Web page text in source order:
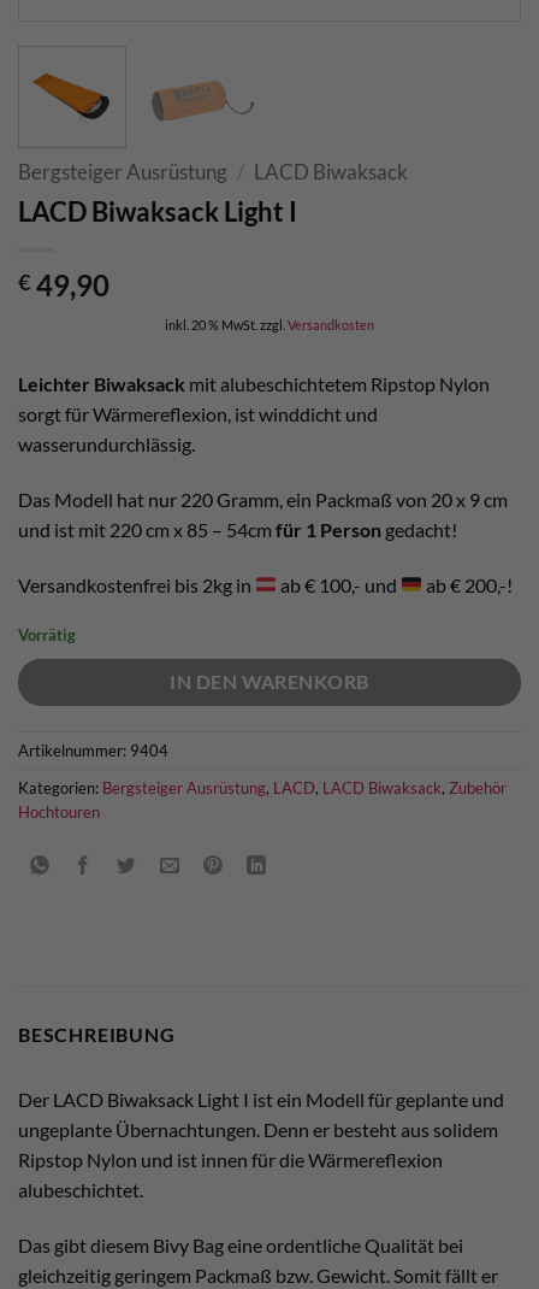
Bergsteiger Ausrüstung / LACD Biwaksack
LACD Biwaksack Light I
€ 49,90
inkl. 20 % MwSt. zzgl. Versandkosten
Leichter Biwaksack mit alubeschichtetem Ripstop Nylon
sorgt für Wärmereflexion, ist winddicht und
wasserundurchlässig.
Das Modell hat nur 220 Gramm, ein Packmaß von 20 x 9 cm
und ist mit 220 cm x 85 – 54cm für 1 Person gedacht!
Versandkostenfrei bis 2kg in ab € 100,- und ab € 200,-!
Vorrätig
IN DEN WARENKORB
Artikelnummer: 9404
Kategorien: Bergsteiger Ausrüstung, LACD, LACD Biwaksack, Zubehör
Hochtouren
BESCHREIBUNG
Der LACD Biwaksack Light I ist ein Modell für geplante und
ungeplante Übernachtungen. Denn er besteht aus solidem
Ripstop Nylon und ist innen für die Wärmereflexion
alubeschichtet.
Das gibt diesem Bivy Bag eine ordentliche Qualität bei
gleichzeitig geringem Packmaß bzw. Gewicht. Somit fällt er